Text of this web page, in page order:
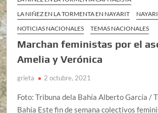
LA NIÑEZ EN LA TORMENTA EN NAYARIT
NOTICIAS NACIONALES
TEMAS NACIONALES
Marchan feministas por el
Amelia y Verónica
grieta 2 octubre, 2021
Foto: Tribuna dela Bahía Alberto García /
Bahía Este fin de semana colectivos